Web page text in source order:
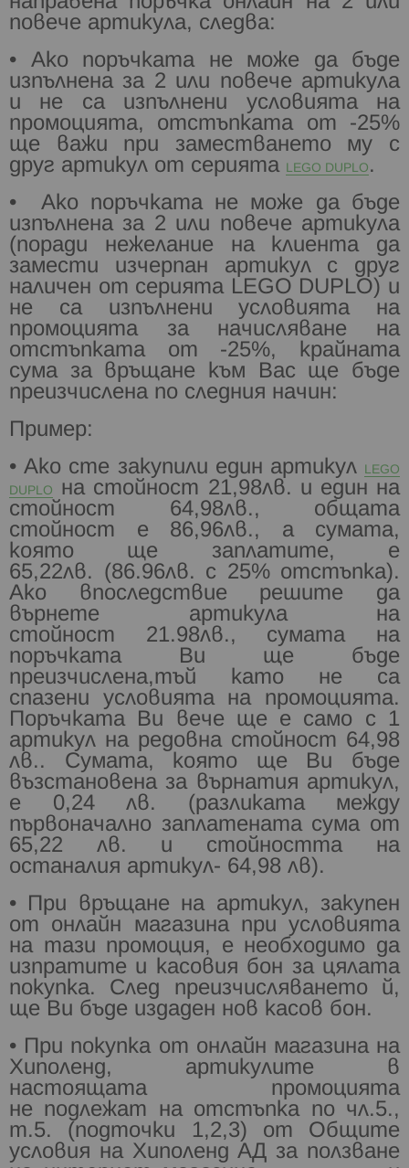
повече артикула, следва:
• Ако поръчката не може да бъде
изпълнена за 2 или повече артикула
и не са изпълнени условията на
промоцията, отстъпката от -25%
ще важи при заместването му с
друг артикул от серията LEGO DUPLO .
• Ако поръчката не може да бъде
изпълнена за 2 или повече артикула
(поради нежелание на
клиента да
замести изчерпан артикул с друг
наличен от серията LEGO DUPLO) и
не са изпълнени условията на
промоцията за начисляване на
отстъпката от -25%, крайната
сума за връщане към Вас ще бъде
преизчислена по следния начин:
Пример:
• Ако сте закупили един артикул
LEGO
DUPLO
на стойност 21,98лв. и един на
стойност 64,98лв., общата
стойност е 86,96лв., а сумата,
която ще заплатите, е
65,22лв. (86.96лв. с 25% отстъпка).
Ако впоследствие решите да
върнете артикула на
стойност 21.98лв., сумата на
поръчката Ви ще бъде
преизчислена,тъй като не са
спазени условията на промоцията.
Поръчката Ви вече ще е само с 1
артикул на редовна стойност 64,98
лв.. Сумата, която ще Ви бъде
възстановена за върнатия артикул,
е 0,24 лв. (разликата между
първоначално заплатената сума от
65,22 лв. и стойността на
останалия артикул- 64,98 лв).
• При връщане на артикул, закупен
от онлайн магазина при условията
на тази промоция, е необходимо да
изпратите и касовия бон за цялата
покупка. След преизчисляването й,
ще Ви бъде издаден нов касов бон.
• При покупка от онлайн магазина на
Хиполенд, артикулите в
настоящата промоцията
не подлежат на отстъпка по чл.5.,
т.5. (подточки 1,2,3) от Общите
условия на Хиполенд АД за ползване